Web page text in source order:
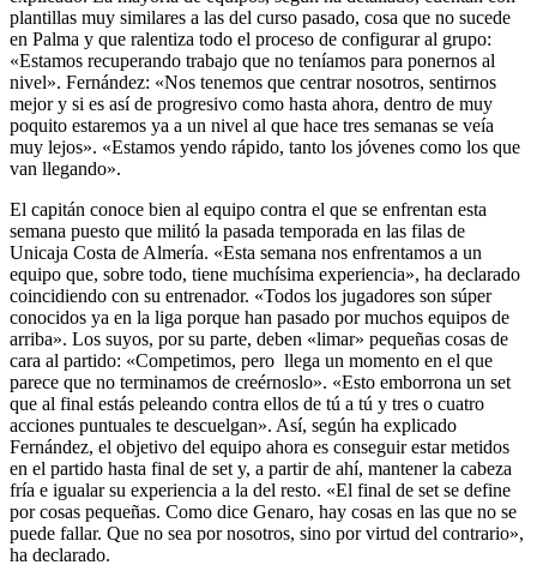
plantillas muy similares a las del curso pasado, cosa que no sucede
en Palma y que ralentiza todo el proceso de configurar al grupo:
«Estamos recuperando trabajo que no teníamos para ponernos al
nivel». Fernández: «Nos tenemos que centrar nosotros, sentirnos
mejor y si es así de progresivo como hasta ahora, dentro de muy
poquito estaremos ya a un nivel al que hace tres semanas se veía
muy lejos». «Estamos yendo rápido, tanto los jóvenes como los que
van llegando».
El capitán conoce bien al equipo contra el que se enfrentan esta
semana puesto que militó la pasada temporada en las filas de
Unicaja Costa de Almería. «Esta semana nos enfrentamos a un
equipo que, sobre todo, tiene muchísima experiencia», ha declarado
coincidiendo con su entrenador. «Todos los jugadores son súper
conocidos ya en la liga porque han pasado por muchos equipos de
arriba». Los suyos, por su parte, deben «limar» pequeñas cosas de
cara al partido: «Competimos, pero llega un momento en el que
parece que no terminamos de creérnoslo». «Esto emborrona un set
que al final estás peleando contra ellos de tú a tú y tres o cuatro
acciones puntuales te descuelgan». Así, según ha explicado
Fernández, el objetivo del equipo ahora es conseguir estar metidos
en el partido hasta final de set y, a partir de ahí, mantener la cabeza
fría e igualar su experiencia a la del resto. «El final de set se define
por cosas pequeñas. Como dice Genaro, hay cosas en las que no se
puede fallar. Que no sea por nosotros, sino por virtud del contrario»,
ha declarado.